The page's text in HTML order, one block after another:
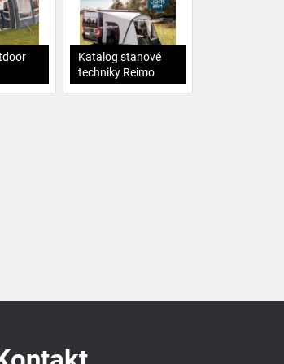
Katalog stanové
techniky Reimo